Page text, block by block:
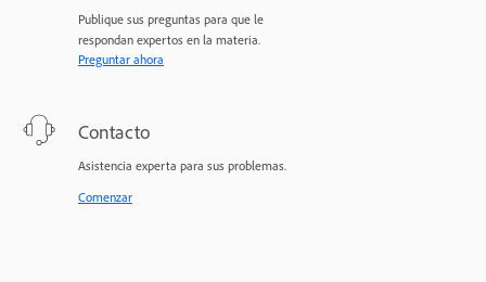
Publique sus preguntas para que le
respondan expertos en la materia.
Preguntar ahora
Contacto
Asistencia experta para sus problemas.
Comenzar